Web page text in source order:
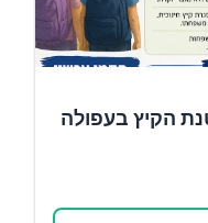
הקיץ בעפולה